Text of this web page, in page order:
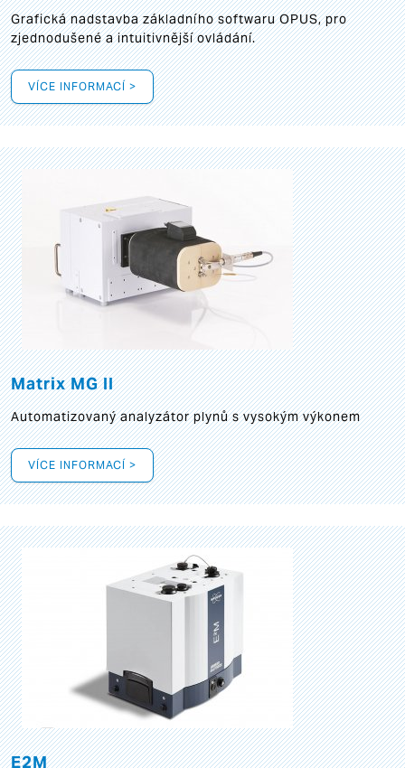
Grafickánadstavba základního softwaru OPUS, pro
zjednodušené a intuitivnější ovládání.
VÍCE INFORMACÍ >
Matrix MG II
Automatizovaný analyzátor plynů s vysokým výkonem
VÍCE INFORMACÍ >
E2M